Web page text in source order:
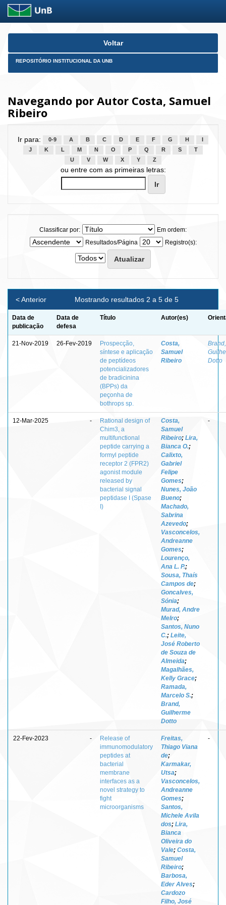
Skip
Voltar
REPOSITÓRIO INSTITUCIONAL DA UNB
Navegando por Autor Costa, Samuel
Ribeiro
Ir para: 0-9 A B C D E F G H
J
K L M N O P Q R S
T
U
V W X Y Z
ou entre com as primeiras letras:
Classificar por:
Em ordem:
Resultados/Página
Registro(s):
Mostrando resultados 2 a 5 de 5
< Anterior
Data de
publicação
Data de
defesa
Título Autor(es)
21-Nov-2019 26-Fev-2019
Prospecção,
síntese e aplicação
de peptídeos
potencializadores
de bradicinina
(BPPs) da
peçonha de
bothrops sp.
Costa,
Samuel
Ribeiro
Brand,
Dotto
12-Mar-2025 -
Rational design of
Chim3, a
multifunctional
peptide carrying a
formyl peptide
receptor 2 (FPR2)
agonist module
released by
bacterial signal
peptidase I (Spase
I)
Costa,
Samuel
Ribeiro; Lira,
Bianca O.;
Calixto,
Gabriel
Felipe
Gomes;
Nunes, João
Bueno;
Machado,
Sabrina
Azevedo;
Vasconcelos,
Andreanne
Gomes;
Lourenço,
Ana L. P.;
Sousa, Thaís
Campos de;
Goncalves,
Sónia;
Murad, Andre
Melro;
Santos, Nuno
C.; Leite,
José Roberto
de Souza de
Almeida;
Magalhães,
Kelly Grace;
Ramada,
Marcelo S.;
Brand,
Guilherme
Dotto
-
22-Fev-2023 -
Release of
immunomodulatory
peptides at
bacterial
membrane
interfaces as a
novel strategy to
fight
microorganisms
Freitas,
Thiago Viana
de;
Karmakar,
Utsa;
Vasconcelos,
Andreanne
Gomes;
Santos,
Michele Avila
dos; Lira,
Bianca
Oliveira do
Vale; Costa,
Samuel
Ribeiro;
Barbosa,
Eder Alves;
Cardozo
Filho, José
-